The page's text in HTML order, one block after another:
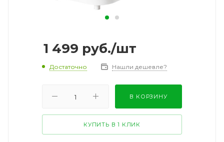
1 499 руб./шт
Достаточно Нашли дешевле?
В КОРЗИНУ
КУПИТЬ В 1 КЛИК